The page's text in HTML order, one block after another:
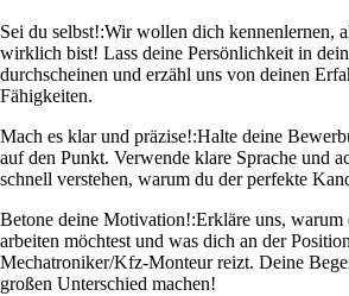
Sei du selbst!:Wir wollen dich kennenlernen,
wirklich bist! Lass deine Persönlichkeit in
durchscheinen und erzähl uns von deinen
Fähigkeiten.
Mach es klar und präzise!:Halte deine
auf den Punkt. Verwende klare Sprache und
schnell verstehen, warum du der perfekte
Betone deine Motivation!:Erkläre uns,
arbeiten möchtest und was dich an der
Mechatroniker/Kfz-Monteur reizt. Deine
großen Unterschied machen!